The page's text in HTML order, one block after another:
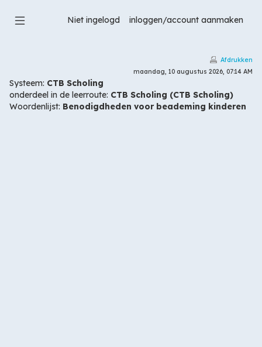
naar
Niet ingelogd
Afdrukken
maandag, 10 augustus 2026, 07:14 AM
Systeem: CTB Scholing
onderdeel in de leerroute: CTB Scholing (CTB Scholing)
Woordenlijst: Benodigdheden voor beademing kinderen